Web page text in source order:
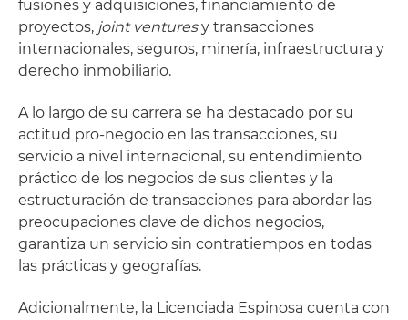
fusiones y adquisiciones, financiamiento de
proyectos, joint venturesy transacciones
internacionales, seguros, minería, infraestructura y
derecho inmobiliario.
A lo largo de su carrera se ha destacado por su
actitud pro-negocio en las transacciones, su
servicio a nivel internacional, su entendimiento
práctico de los negocios de sus clientes y la
estructuración de transacciones para abordar las
preocupaciones clave de dichos negocios,
garantiza un servicio sin contratiempos en todas
las prácticas y geografías.
Adicionalmente, la Licenciada Espinosa cuenta con